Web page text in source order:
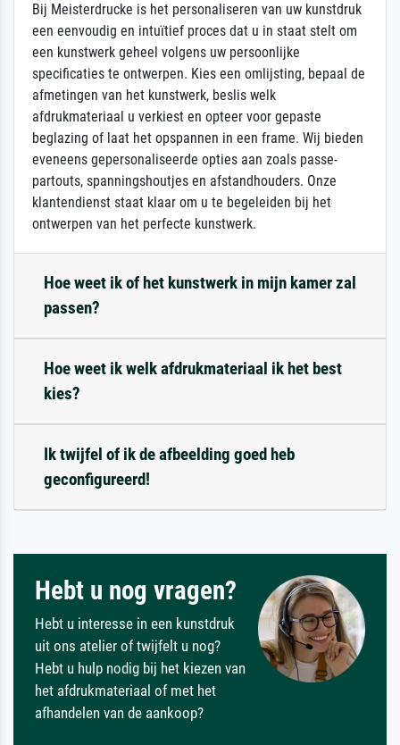
Bij Meisterdrucke is het personaliseren van uw kunstdruk
een eenvoudig en intuïtief proces dat u in staat stelt om
een kunstwerk geheel volgens uw persoonlijke
specificaties te ontwerpen. Kies een omlijsting, bepaal de
afmetingen van het kunstwerk, beslis welk
afdrukmateriaal u verkiest en opteer voor gepaste
beglazing of laat het opspannen in een frame. Wij bieden
eveneens gepersonaliseerde opties aan zoals passe-
partouts, spanningshoutjes en afstandhouders. Onze
klantendienst staat klaar om u te begeleiden bij het
ontwerpen van het perfecte kunstwerk.
Hoe weet ik of het kunstwerk in mijn kamer zal
passen?
Hoe weet ik welk afdrukmateriaal ik het best
kies?
Ik twijfel of ik de afbeelding goed heb
geconfigureerd!
Hebt u nog vragen?
Hebt u interesse in een kunstdruk
uit ons atelier of twijfelt u nog?
Hebt u hulp nodig bij het kiezen van
het afdrukmateriaal of met het
afhandelen van de aankoop?